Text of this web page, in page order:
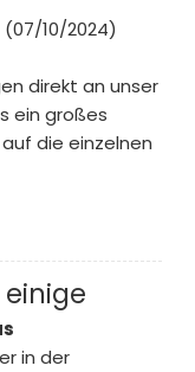
10/2024)
direkt an unser
ein großes
die einzelnen
in der